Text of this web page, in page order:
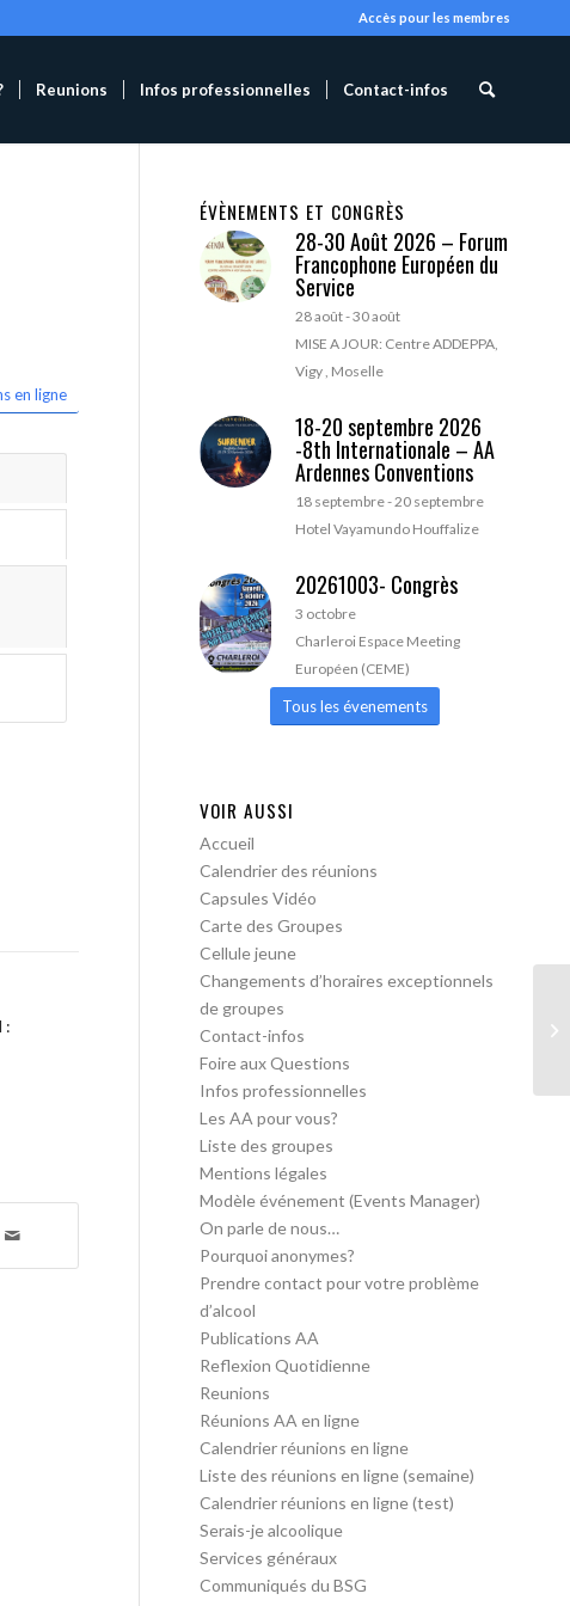
Accès pour les membres
Reunions Infos professionnelles Contact-infos
en ligne
:
ÉVÈNEMENTS ET CONGRÈS
28-30 Août 2026 – Forum
Francophone Européen du
Service
28 août-30 août
MISE A JOUR: Centre ADDEPPA,
Vigy , Moselle
18-20 septembre 2026
-8th Internationale – AA
Ardennes Conventions
18 septembre-20 septembre
Hotel Vayamundo Houffalize
20261003- Congrès
3 octobre
Charleroi Espace Meeting
Européen (CEME)
Tous les évenements
VOIR AUSSI
Accueil
Calendrier des réunions
Capsules Vidéo
Carte des Groupes
Cellule jeune
Changements d’horaires exceptionnels
de groupes
Contact-infos
Foire aux Questions
Infos professionnelles
Les AA pour vous?
Liste des groupes
Mentions légales
Modèle événement (Events Manager)
On parle de nous…
Pourquoi anonymes?
Prendre contact pour votre problème
d’alcool
Publications AA
Reflexion Quotidienne
Reunions
Réunions AA en ligne
Calendrier réunions en ligne
Liste des réunions en ligne (semaine)
Calendrier réunions en ligne (test)
Serais-je alcoolique
Services généraux
Communiqués du BSG